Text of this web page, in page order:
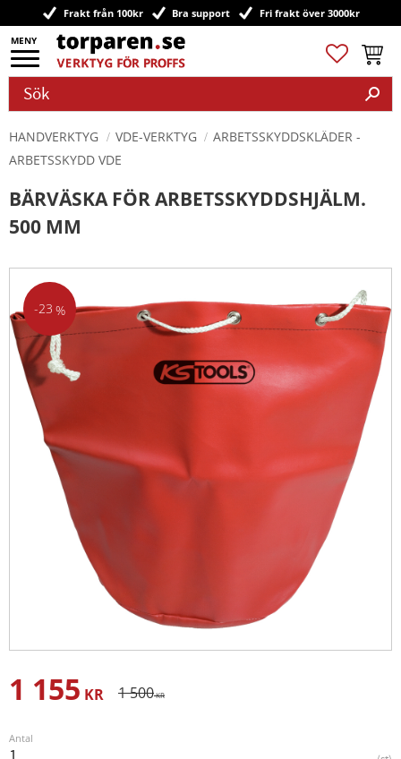
Meny
Frakt från 100kr Bra support Fri frakt över 3000kr
Favoriter
HANDVERKTYG VDE-VERKTYG
ARBETSSKYDDSKLÄDER -
ARBETSSKYDD VDE
BÄRVÄSKA FÖR ARBETSSKYDDSHJÄLM.
500 MM
23 %
Nedsatt pris:
1 155 KR Ordinarie pris:
1 500KR
Antal